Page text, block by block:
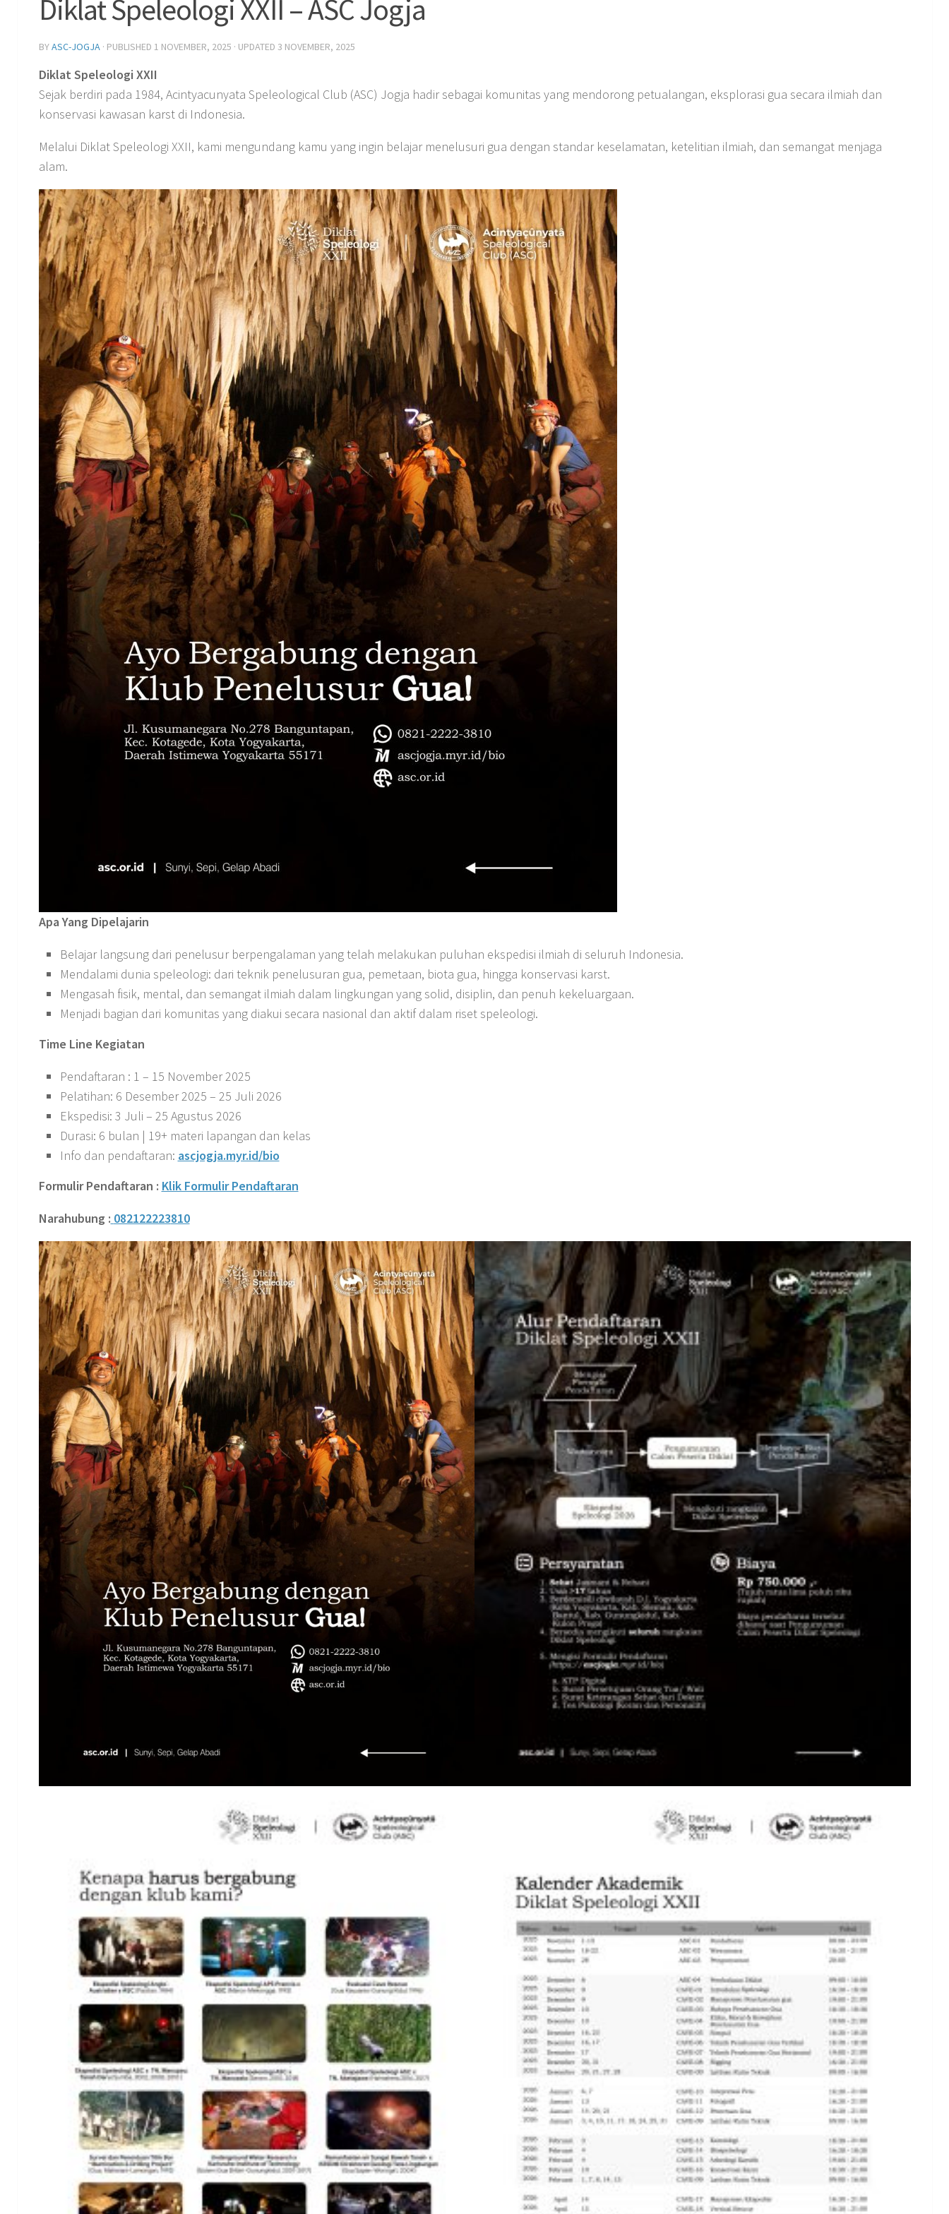
Diklat Speleologi XXII – ASC Jogja
BYASC-JOGJA · PUBLISHED 1 NOVEMBER, 2025 · UPDATED 3 NOVEMBER, 2025
Diklat Speleologi XXII
Sejak berdiri pada 1984, Acintyacunyata Speleological Club (ASC) Jogja hadir sebagai komunitas yang mendorong petualangan, eksplorasi gua secara ilmiah dan
konservasi kawasan karst di Indonesia.
Melalui Diklat Speleologi XXII, kami mengundang kamu yang ingin belajar menelusuri gua dengan standar keselamatan, ketelitian ilmiah, dan semangat menjaga
alam.
Apa Yang Dipelajarin
Belajar langsung dari penelusur berpengalaman yang telah melakukan puluhan ekspedisi ilmiah di seluruh Indonesia.
Mendalami dunia speleologi: dari teknik penelusuran gua, pemetaan, biota gua, hingga konservasi karst.
Mengasah fisik, mental, dan semangat ilmiah dalam lingkungan yang solid, disiplin, dan penuh kekeluargaan.
Menjadi bagian dari komunitas yang diakui secara nasional dan aktif dalam riset speleologi.
Time Line Kegiatan
Pendaftaran : 1 – 15 November 2025
Pelatihan: 6 Desember 2025 – 25 Juli 2026
Ekspedisi: 3 Juli – 25 Agustus 2026
Durasi: 6 bulan | 19+ materi lapangan dan kelas
Info dan pendaftaran: ascjogja.myr.id/bio
Formulir Pendaftaran : Klik Formulir Pendaftaran
Narahubung : 082122223810